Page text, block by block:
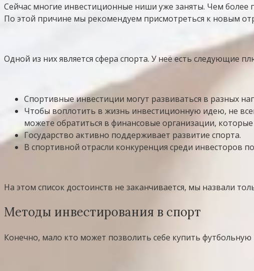
Сейчас многие инвестиционные ниши уже заняты. Чем более
По этой причине мы рекомендуем присмотреться к новым
Одной из них является сфера спорта. У неё есть следующие
Спортивные инвестиции могут развиваться в разных
Чтобы воплотить в жизнь инвестиционную идею, не
можете обратиться в финансовые организации,
Государство активно поддерживает развитие спорта.
В спортивной отрасли конкуренция среди инвесторов
На этом список достоинств не заканчивается, мы назвали
Методы инвестирования в спорт
Конечно, мало кто может позволить себе купить